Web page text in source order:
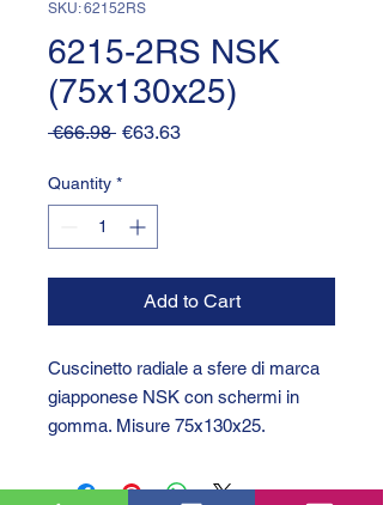
SKU: 62152RS
6215-2RS NSK
(75x130x25)
€66.98 Regular
€63.63Sale
Quantity *
Add to Cart
Cuscinetto radiale a sfere di marca
giapponese NSK con schermi in
gomma. Misure 75x130x25.